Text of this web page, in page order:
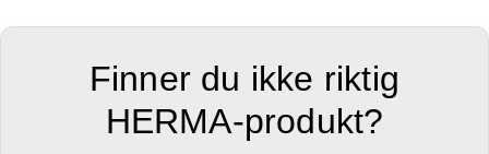
Finner du ikke riktig
HERMA-produkt?